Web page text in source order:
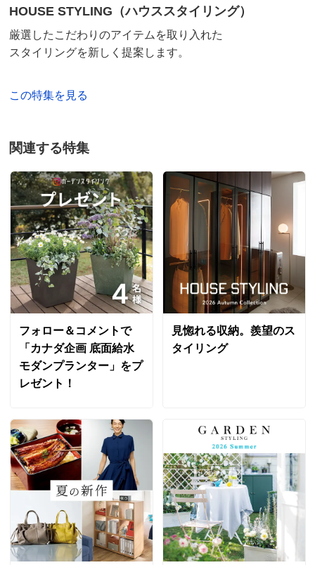
ホワイトオーク
カドーの加湿器を置きたくてキャスター付きのもの探し
ドーのデザインや部屋の雰囲気を壊さず、とてもオシャ
我が家では本来の使い方をしておりませんが、こちらの
商品にプランターを置いたらすごく素敵だと思います。
2021/01/10
すべての口コミを見る
HOUSE STYLING（ハウススタイリング）
厳選したこだわりのアイテムを取り入れた
スタイリングを新しく提案します。
この特集を見る
関連する特集
フォロー＆コメントで
「カナダ企画 底面給水
モダンプランター」をプ
レゼント！
見惚れる収納。羨望のス
タイリング